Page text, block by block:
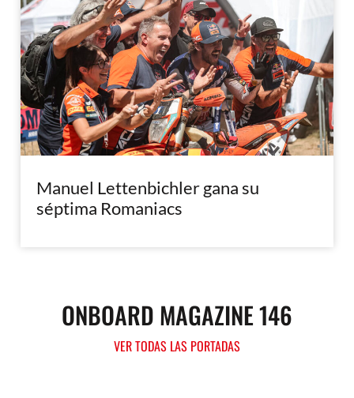
Manuel Lettenbichler gana su
séptima Romaniacs
ONBOARD MAGAZINE 146
VER TODAS LAS PORTADAS